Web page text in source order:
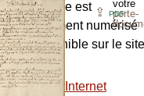
votre
porte-
⇪ PDF
L’ouvrage est
entièrement numérisé
et disponible sur le site
:
-The Internet